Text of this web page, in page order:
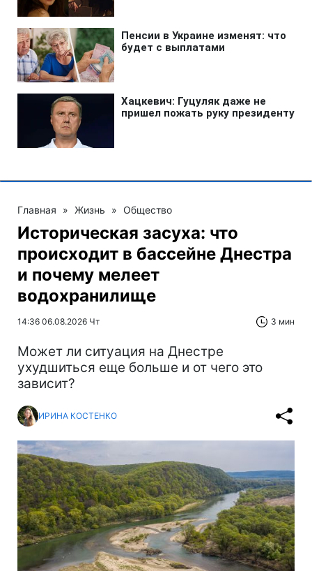
Главная » Жизнь » Общество
Историческая засуха: что
происходит в бассейне Днестра
и почему мелеет
водохранилище
14:36 06.08.2026 Чт 3 мин
Может ли ситуация на Днестре
ухудшиться еще больше и от чего это
зависит?
ИРИНА КОСТЕНКО